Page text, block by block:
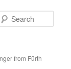
from Fürth